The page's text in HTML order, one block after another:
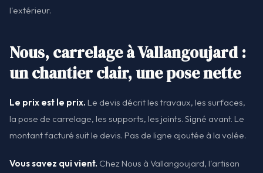
l'extérieur.
Nous, carrelage à Vallangoujard :
un chantier clair, une pose nette
Le prix est le prix. Le devis décrit les travaux, les surfaces,
la pose de carrelage, les supports, les joints. Signé avant. Le
montant facturé suit le devis. Pas de ligne ajoutée à la volée.
Vous savez qui vient. Chez Nous à Vallangoujard, l'artisan